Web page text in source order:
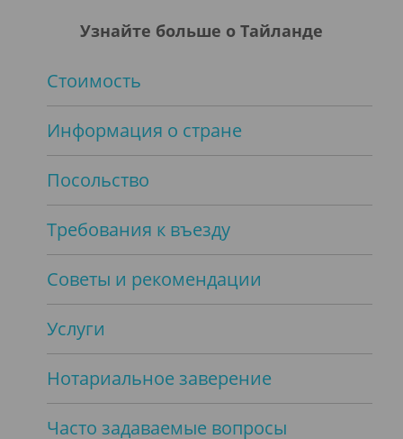
Узнайте больше о Тайланде
Стоимость
Информация о стране
Посольство
Требования к въезду
Советы и рекомендации
Услуги
Нотариальное заверение
Часто задаваемые вопросы